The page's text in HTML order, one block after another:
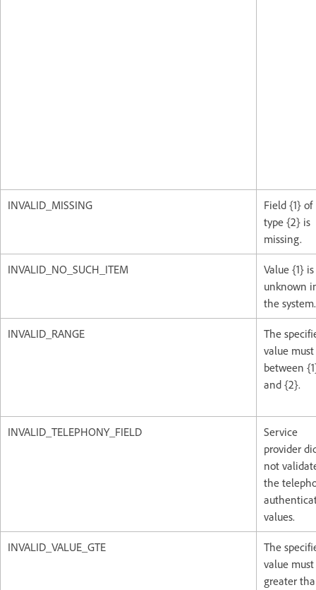
INVALID_MISSING
Field {1} of
type {2} is
missing.
INVALID_NO_SUCH_ITEM
Value {1}
unknown
the system.
INVALID_RANGE
The
value
between
and {2}.
INVALID_TELEPHONY_FIELD
Service
provider
not
the
values.
INVALID_VALUE_GTE
The
value
greater